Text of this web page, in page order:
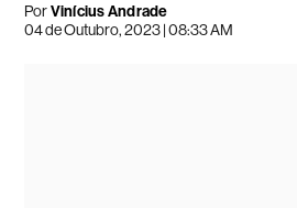
PorVinícius Andrade
04 de Outubro, 2023 | 08:33 AM